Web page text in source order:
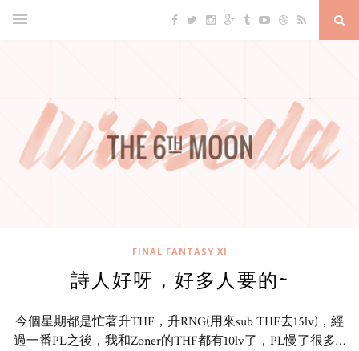
FINAL FANTASY XI
詩人好呀，好多人要的~
今個星期都是忙著升THF，升RNG(用來sub THF去15lv)，經
過一番PL之後，我和Zoner的THF都有10lv了，PL慢了很多…